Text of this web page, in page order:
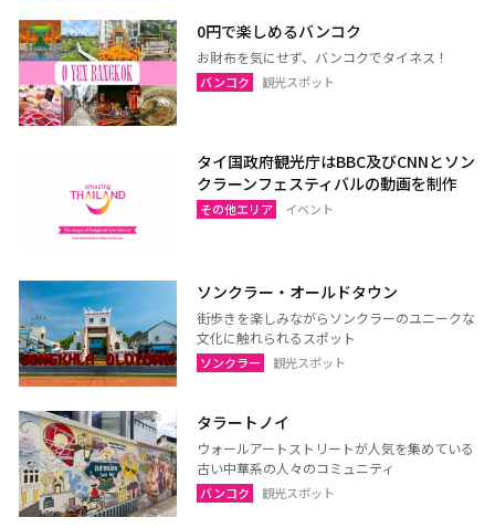
プレー
ペッチャブーン
ピチット
ウッタラディット
ウタイターニー
ウドーンターニー
コーンケーン
ナコーンラーチャシーマー
カラシン
ルーイ
サコンナコーン
ナコーンパノム
ノーンカーイ
ノーンブアランプー
ローイエット
マハーサーラカーム
ブリーラム
ヤソートーン
シーサケート
アムナートチャルーン
0円で楽しめるバンコク
お財布を気にせず、バンコクでタイネス！
バンコク 観光スポット
タイ国政府観光庁はBBC及びCNNとソン
クラーンフェスティバルの動画を制作
その他エリア イベント
ソンクラー・オールドタウン
街歩きを楽しみながらソンクラーのユニークな
文化に触れられるスポット
ソンクラー 観光スポット
タラートノイ
ウォールアートストリートが人気を集めている
古い中華系の人々のコミュニティ
バンコク 観光スポット